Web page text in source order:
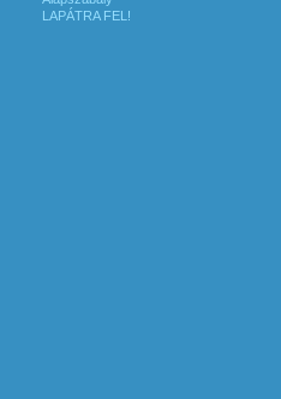
LAPÁTRA FEL!